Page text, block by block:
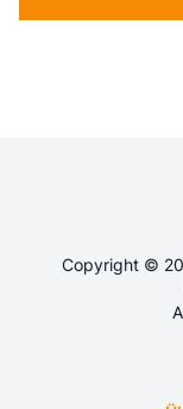
Copyright ©